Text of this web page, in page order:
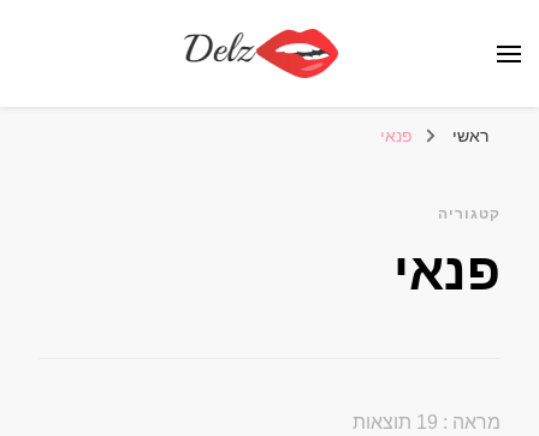
ראשי פנאי
קטגוריה
פנאי
מראה : 19 תוצאות